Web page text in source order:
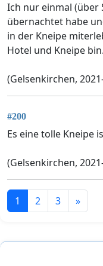
Ich nur einmal (über
übernachtet habe
in der Kneipe
Hotel und Kneipe bin.
(Gelsenkirchen,
#200
Es eine tolle Kneipe
(Gelsenkirchen,
1 2 3 »